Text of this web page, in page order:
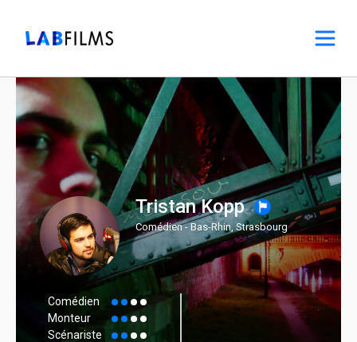
Tristan Kopp
Comédien - Bas-Rhin, Strasbourg
Comédien
Monteur
Scénariste